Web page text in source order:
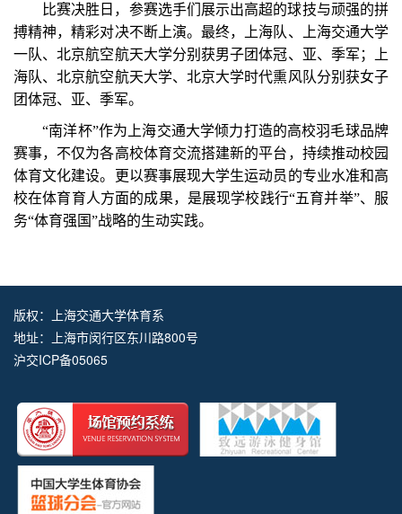
比赛决胜日，参赛选手们展示出高超的球技与顽强的拼
搏精神，精彩对决不断上演。最终，上海队、上海交通大学
一队、北京航空航天大学分别获男子团体冠、亚、季军；上
海队、北京航空航天大学、北京大学时代熏风队分别获女子
团体冠、亚、季军。
“南洋杯”作为上海交通大学倾力打造的高校羽毛球品牌
赛事，不仅为各高校体育交流搭建新的平台，持续推动校园
体育文化建设。更以赛事展现大学生运动员的专业水准和高
校在体育育人方面的成果，是展现学校践行“五育并举”、服
务“体育强国”战略的生动实践。
版权：上海交通大学体育系
地址：上海市闵行区东川路800号
沪交ICP备05065